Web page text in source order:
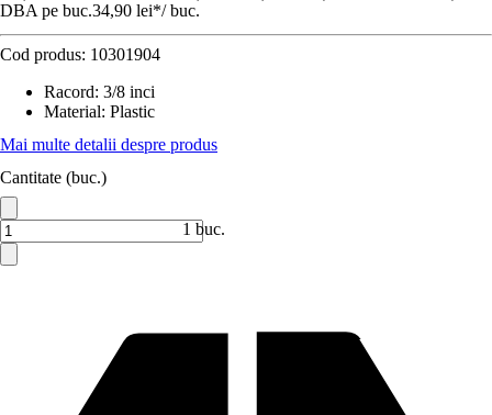
DBA pe buc.34,90 lei*/ buc.
Cod produs: 10301904
Racord: 3/8 inci
Material: Plastic
Mai multe detalii despre produs
Cantitate (buc.)
1 buc.